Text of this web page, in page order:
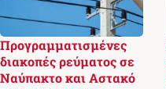
Προγραμματισμένες
διακοπές ρεύματος σε
Ναύπακτο και Αστακό